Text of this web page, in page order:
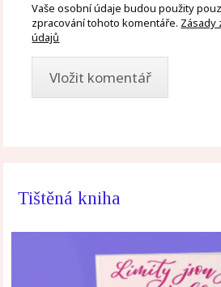
Vaše osobní údaje budou použity
zpracování tohoto komentáře. Zásady
údajů
Tištěná kniha